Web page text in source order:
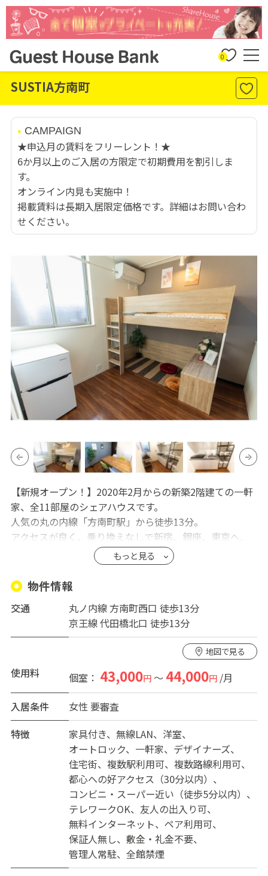
0
SUSTIA方南町
CAMPAIGN
★申込月の賃料をフリーレント！★
6か月以上のご入居の方限定で初期費用を割引しま
す。
オンライン内見も実施中！
掲載賃料は長期入居限定価格です。詳細はお問い合わ
せください。
【新規オープン！】2020年2月からの新築2階建ての一軒
家、全11部屋のシェアハウスです。
人気の丸の内線「方南町駅」から徒歩13分。
アクセスが良く、乗り換えなしで新宿、銀座、東京へ、
1回乗り換えると渋谷、池袋、六本木、横浜にも行けちゃ
駅周辺には、薬局やファミレス、スーパー、コンビニ、
ドン・キホーテがあり生活しやすい環境です。
少し歩けば神田川や和田堀公園といった自然が近くにあ
ります。
公園に行けば春は桜、夏は木陰と季節を感じながら過ご
せる、のどかで暮らしやすい街です。
ハウスは、シックでカッコいいデザインの外観に、白や
木目調の内装を施した、明るく落ち着いた空間。
個室内には、エアコンやベッド、冷蔵庫などの家電製品
や家具が備え付けられているので、
すぐに暮らし始めることができます。
ベッドはロフトベッドになっているので、広い収納スペ
ースがございます。
ドミトリーのお部屋もあるので、友達と住むと家賃がお
明るく綺麗な、とても素敵なお部屋ですので、是非一度
ご内覧ください！！
もっと見る
物件情報
交通
丸ノ内線 方南町西口 徒歩13分
京王線 代田橋北口 徒歩13分
地図で見る
使用料 個室： 43,000円～ 44,000円/月
入居条件
女性 要審査
特徴
家具付き 無線LAN
洋室
オートロック
一軒家
デザイナーズ
住宅街
複数駅利用可
複数路線利用可
都心への好アクセス（30分以内）
コンビニ・スーパー近い（徒歩5分以内）
テレワークOK
友人の出入り可
無料インターネット
ペア利用可
保証人無し
敷金・礼金不要
管理人常駐
全館禁煙